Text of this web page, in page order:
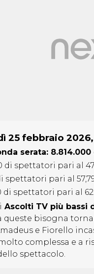
25 febbraio
serata:
di spettatori pari al
spettatori pari al
di spettatori pari al
Ascolti TV più bassi
bisogna
e Fiorello
complessa e a
spettacolo.